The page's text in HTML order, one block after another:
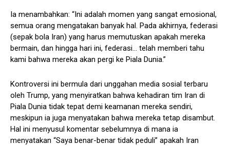
Ia menambahkan: “Ini adalah momen yang sangat emosional,
semua orang mengatakan banyak hal. Pada akhirnya, federasi
(sepak bola Iran) yang harus memutuskan apakah mereka
bermain, dan hingga hari ini, federasi… telah memberi tahu
kami bahwa mereka akan pergi ke Piala Dunia.”
Kontroversi ini bermula dari unggahan media sosial terbaru
oleh Trump, yang menyiratkan bahwa kehadiran tim Iran di
Piala Dunia tidak tepat demi keamanan mereka sendiri,
meskipun ia juga menyatakan bahwa mereka tetap disambut.
Hal ini menyusul komentar sebelumnya di mana ia
menyatakan “Saya benar-benar tidak peduli” apakah Iran